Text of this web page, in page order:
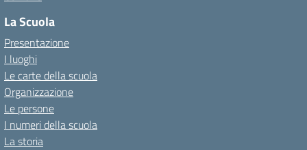
La Scuola
Presentazione
I luoghi
Le carte della scuola
Organizzazione
Le persone
I numeri della scuola
La storia